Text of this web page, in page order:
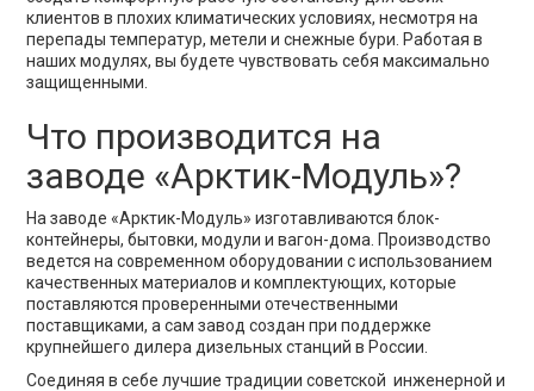
клиентов в плохих климатических условиях, несмотря на
перепады температур, метели и снежные бури. Работая в
наших модулях, вы будете чувствовать себя максимально
защищенными.
Что производится на
заводе «Арктик-Модуль»?
На заводе «Арктик-Модуль» изготавливаются блок-
контейнеры, бытовки, модули и вагон-дома. Производство
ведется на современном оборудовании с использованием
качественных материалов и комплектующих, которые
поставляются проверенными отечественными
поставщиками, а сам завод создан при поддержке
крупнейшего дилера дизельных станций в России.
Соединяя в себе лучшие традиции советской инженерной и